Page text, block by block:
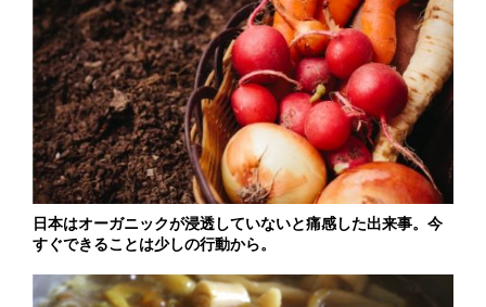
日本はオーガニックが浸透していないと痛感した出来事。今
すぐできることは少しの行動から。